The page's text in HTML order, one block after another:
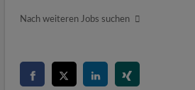
Nach weiteren Jobs suchen